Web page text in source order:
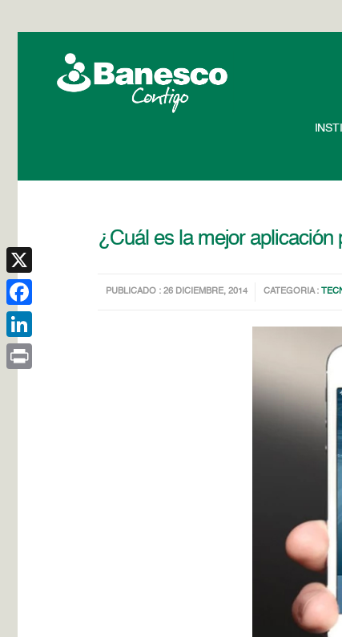
¿Cuál es la mejor aplicación
PUBLICADO : 26 DICIEMBRE, 2014 CATEGORIA :
X
Facebook
LinkedIn